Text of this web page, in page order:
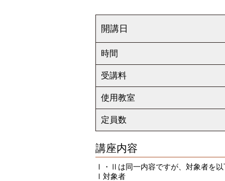
開講日
時間
受講料
使用教室
定員数
講座内容
Ⅰ・Ⅱは同一内容ですが、対象者を
Ⅰ対象者